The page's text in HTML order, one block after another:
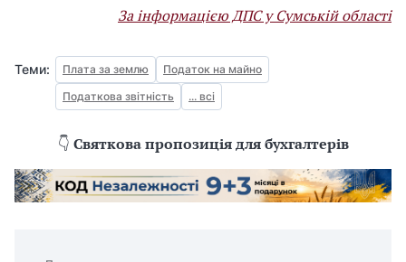
За інформацією ДПС у Сумській області
Теми: Плата за землю
Податок на майно
Податкова звітність
... всі
👇 Святкова пропозиція для бухгалтерів